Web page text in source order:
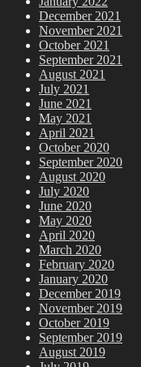
December 2021
November 2021
October 2021
September 2021
August 2021
July 2021
June 2021
May 2021
April 2021
October 2020
September 2020
August 2020
July 2020
June 2020
May 2020
April 2020
March 2020
February 2020
January 2020
December 2019
November 2019
October 2019
September 2019
August 2019